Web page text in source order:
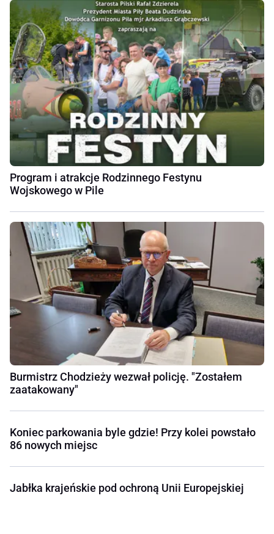
Program i atrakcje Rodzinnego Festynu
Wojskowego w Pile
Burmistrz Chodzieży wezwał policję. "Zostałem
zaatakowany"
Koniec parkowania byle gdzie! Przy kolei powstało
86 nowych miejsc
Jabłka krajeńskie pod ochroną Unii Europejskiej